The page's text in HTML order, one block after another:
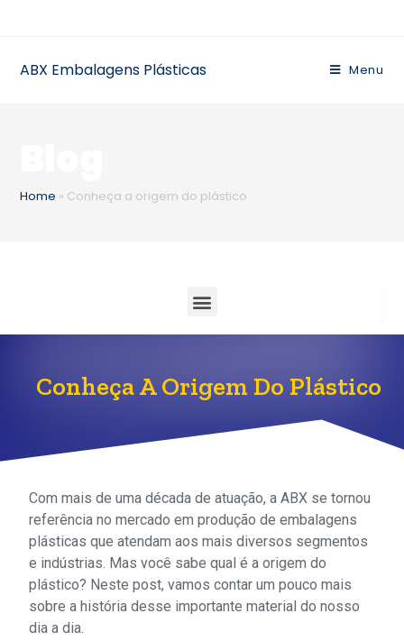
ABX Embalagens Plásticas Menu
Home » Conheça a origem do plástico
Conheça A Origem Do Plástico
Com mais de uma década de atuação, a ABX se tornou
referência no mercado em produção de embalagens
plásticas que atendam aos mais diversos segmentos
e indústrias. Mas você sabe qual é a origem do
plástico? Neste post, vamos contar um pouco mais
sobre a história desse importante material do nosso
dia a dia.